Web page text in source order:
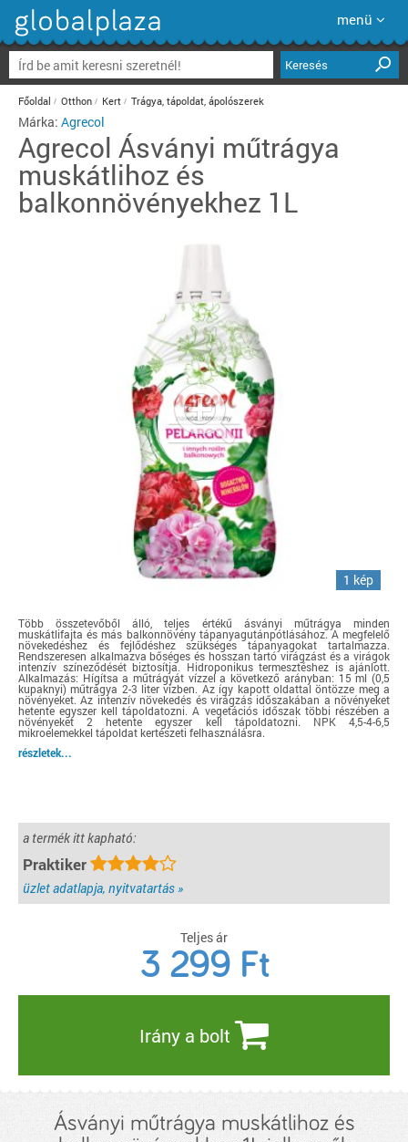
menü
Keresés
Főoldal Otthon Kert Trágya, tápoldat, ápolószerek
Márka: Agrecol
Agrecol Ásványi műtrágya
muskátlihoz és
balkonnövényekhez 1L
1 kép
Több összetevőből álló, teljes értékű ásványi műtrágya minden
muskátlifajta és más balkonnövény tápanyagutánpótlásához. A megfelelő
növekedéshez és fejlődéshez szükséges tápanyagokat tartalmazza.
Rendszeresen alkalmazva bőséges és hosszan tartó virágzást és a virágok
intenzív színeződését biztosítja. Hidroponikus termesztéshez is ajánlott.
Alkalmazás: Hígítsa a műtrágyát vízzel a következő arányban: 15 ml (0,5
kupaknyi) műtrágya 2-3 liter vízben. Az így kapott oldattal öntözze meg a
növényeket. Az intenzív növekedés és virágzás időszakában a növényeket
hetente egyszer kell tápoldatozni. A vegetációs időszak többi részében a
növényeket 2 hetente egyszer kell tápoldatozni. NPK 4,5-4-6,5
mikroelemekkel tápoldat kertészeti felhasználásra.
részletek...
a termék itt kapható:
Praktiker
üzlet adatlapja, nyitvatartás »
Teljes ár
3 299 Ft
Irány a bolt
Ásványi műtrágya muskátlihoz és